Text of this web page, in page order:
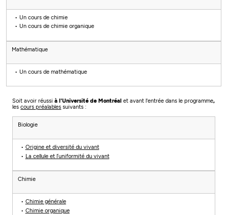
Un cours de chimie
Un cours de chimie organique
Mathématique
Un cours de mathématique
Soit avoir réussià l'Université de Montréal et avant l'entrée dans le programme,
lescours préalables suivants :
Biologie
Origine et diversité du vivant
La cellule et l’uniformité du vivant
Chimie
Chimie générale
Chimie organique